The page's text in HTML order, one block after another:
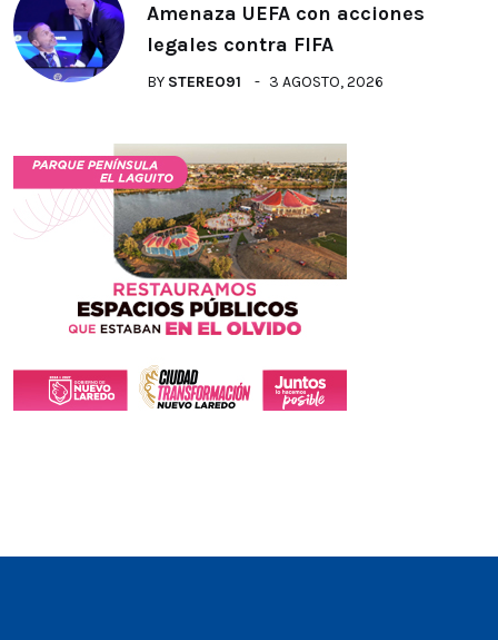
Amenaza UEFA con acciones
legales contra FIFA
BY STEREO91 3 AGOSTO, 2026